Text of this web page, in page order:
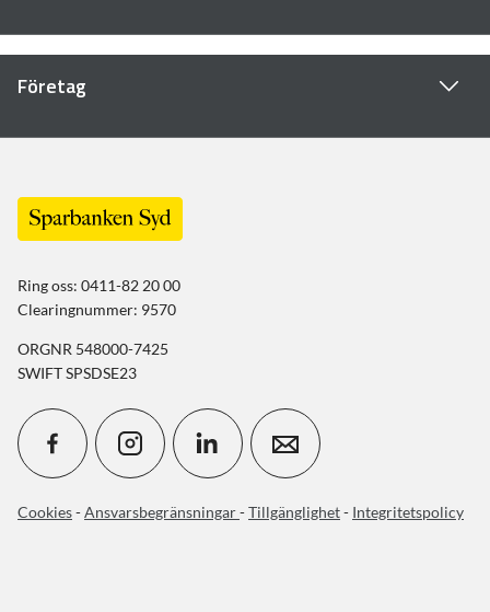
Företag
Ring oss: 0411-82 20 00
Clearingnummer: 9570
ORGNR 548000-7425
SWIFT SPSDSE23
Cookies-Ansvarsbegränsningar-Tillgänglighet- Integritetspolicy